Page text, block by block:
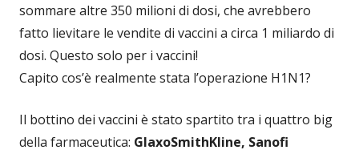
sommare altre 350 milioni di dosi, che avrebbero
fatto lievitare le vendite di vaccini a circa 1 miliardo di
dosi. Questo solo per i vaccini!
Capito cos’è realmente stata l’operazione H1N1?
Il bottino dei vaccini è stato spartito tra i quattro big
della farmaceutica: GlaxoSmithKline, Sanofi